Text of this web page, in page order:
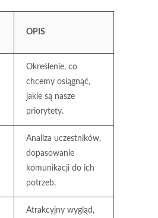
OPIS
Określenie, co
chcemy osiągnąć,
jakie są nasze
priorytety.
Analiza uczestników,
dopasowanie
komunikacji do ich
potrzeb.
Atrakcyjny wygląd,